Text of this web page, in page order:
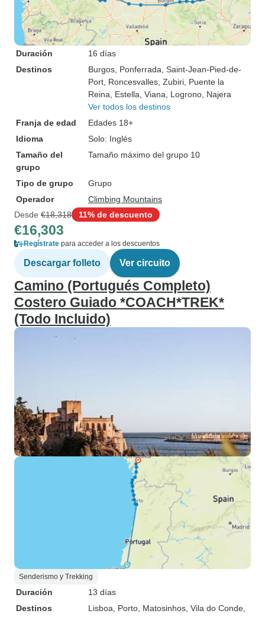
Duración
16 días
Destinos
Burgos , Ponferrada , Saint-Jean-Pied-de-
Port , Roncesvalles , Zubiri , Puente la
Reina , Estella , Viana , Logrono , Najera
Ver todos los destinos
Franja de edad
Edades 18+
Idioma
Solo: Inglés
Tamaño del
grupo
Tamaño máximo del grupo 10
Tipo de grupo
Grupo
Operador
Climbing Mountains
Desde €18,318 11% de descuento
€16,303
Regístrate para acceder a los descuentos
Descargar folleto Ver circuito
Camino (Portugués Completo)
Costero Guiado *COACH*TREK*
(Todo Incluido)
Senderismo y Trekking
Duración
13 días
Destinos
Lisboa , Porto , Matosinhos , Vila do Conde